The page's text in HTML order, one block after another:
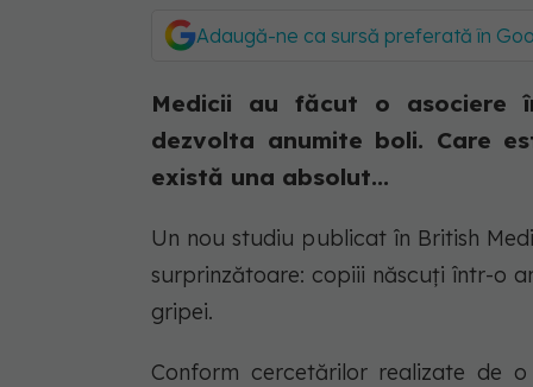
Adaugă-ne ca sursă preferată în
Medicii au făcut o asociere
dezvolta anumite boli. Care
există una absolut...
Un nou studiu publicat în British
surprinzătoare: copiii născuți într-o
gripei.
Conform cercetărilor realizate de